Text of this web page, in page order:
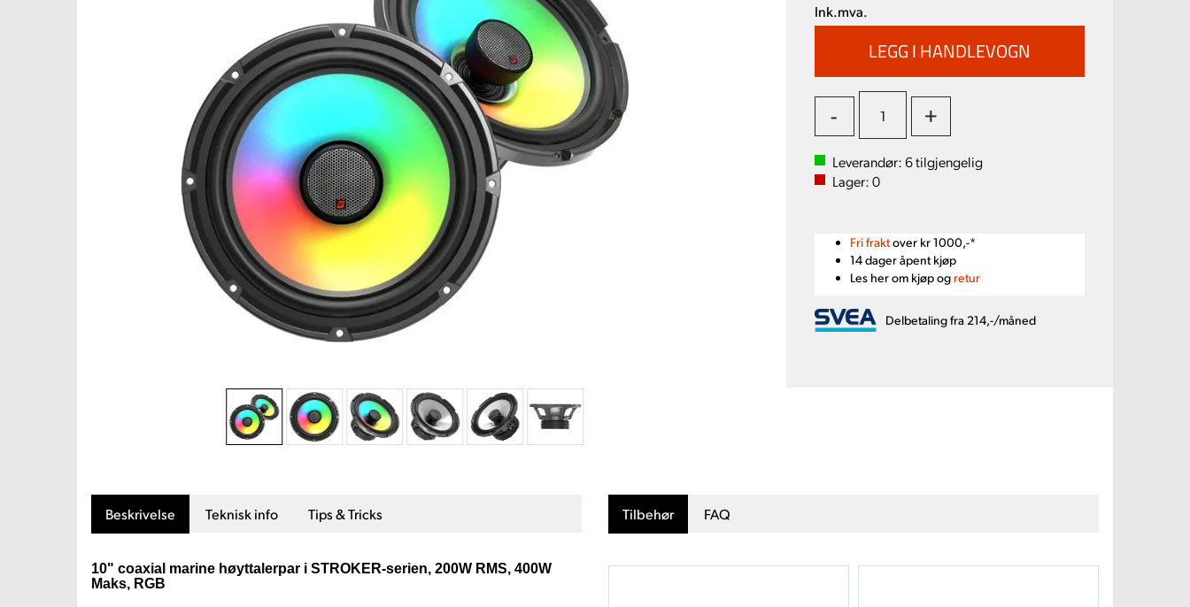
Ink.mva.
- +
Leverandør:6tilgjengelig
Lager:0
Fri fraktover kr 1000,-*
14 dager åpent kjøp
Les her om kjøp og retur
Delbetaling fra 214,-/måned
Beskrivelse Teknisk info Tips & Tricks
10" coaxial marine høyttalerpar i STROKER-serien, 200W RMS, 400W
Maks, RGB
Tilbehør FAQ